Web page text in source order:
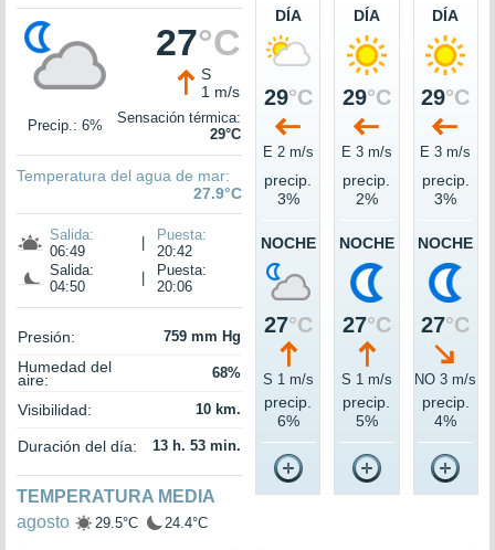
27°C
S
1 m/s
Precip.: 6%
Sensación térmica:
29°C
Temperatura del agua de mar:
27.9°C
Salida:
06:49
Puesta:
20:42
Salida:
04:50
Puesta:
20:06
Presión: 759 mm Hg
Humedad del
aire: 68%
Visibilidad: 10 km.
Duración del día: 13 h. 53 min.
TEMPERATURA MEDIA
agosto
29.5°C 24.4°C
DÍA
29°C
E 2 m/s
precip.
3%
NOCHE
27°C
S 1 m/s
precip.
6%
DÍA
29°C
E 3 m/s
precip.
2%
NOCHE
27°C
S 1 m/s
precip.
5%
DÍA
29°C
E 3 m/s
precip.
3%
NOCHE
27°C
NO 3 m/s
precip.
4%